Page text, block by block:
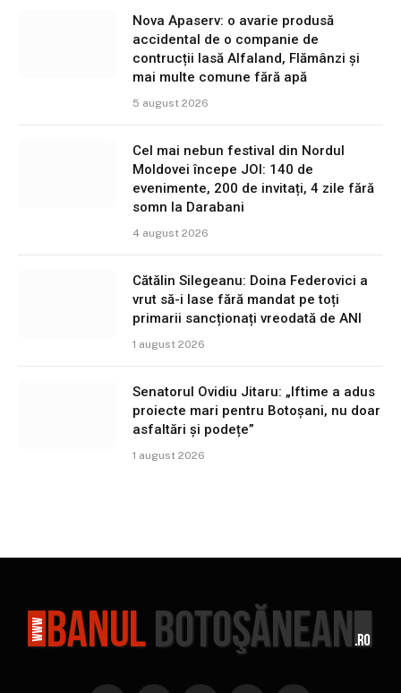
Nova Apaserv: o avarie produsă
accidental de o companie de
contrucții lasă Alfaland, Flămânzi și
mai multe comune fără apă
5 august 2026
Cel mai nebun festival din Nordul
Moldovei începe JOI: 140 de
evenimente, 200 de invitați, 4 zile fără
somn la Darabani
4 august 2026
Cătălin Silegeanu: Doina Federovici a
vrut să-i lase fără mandat pe toți
primarii sancționați vreodată de ANI
1 august 2026
Senatorul Ovidiu Jitaru: „Iftime a adus
proiecte mari pentru Botoșani, nu doar
asfaltări și podețe”
1 august 2026